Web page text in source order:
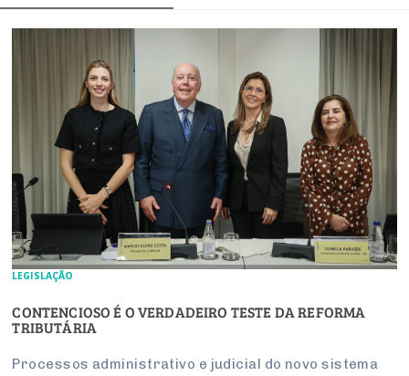
LEGISLAÇÃO
CONTENCIOSO É O VERDADEIRO TESTE DA REFORMA
TRIBUTÁRIA
Processos administrativo e judicial do novo sistema